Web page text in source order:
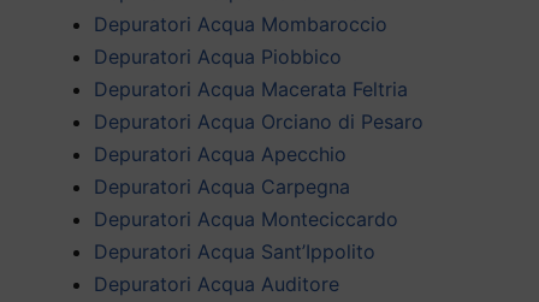
Depuratori Acqua Mombaroccio
Depuratori Acqua Piobbico
Depuratori Acqua Macerata Feltria
Depuratori Acqua Orciano di Pesaro
Depuratori Acqua Apecchio
Depuratori Acqua Carpegna
Depuratori Acqua Monteciccardo
Depuratori Acqua Sant’Ippolito
Depuratori Acqua Auditore